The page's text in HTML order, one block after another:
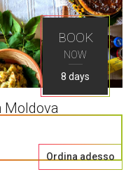
dell'Est con
BOOK
NOW
8 days
Moldova
Ordina adesso